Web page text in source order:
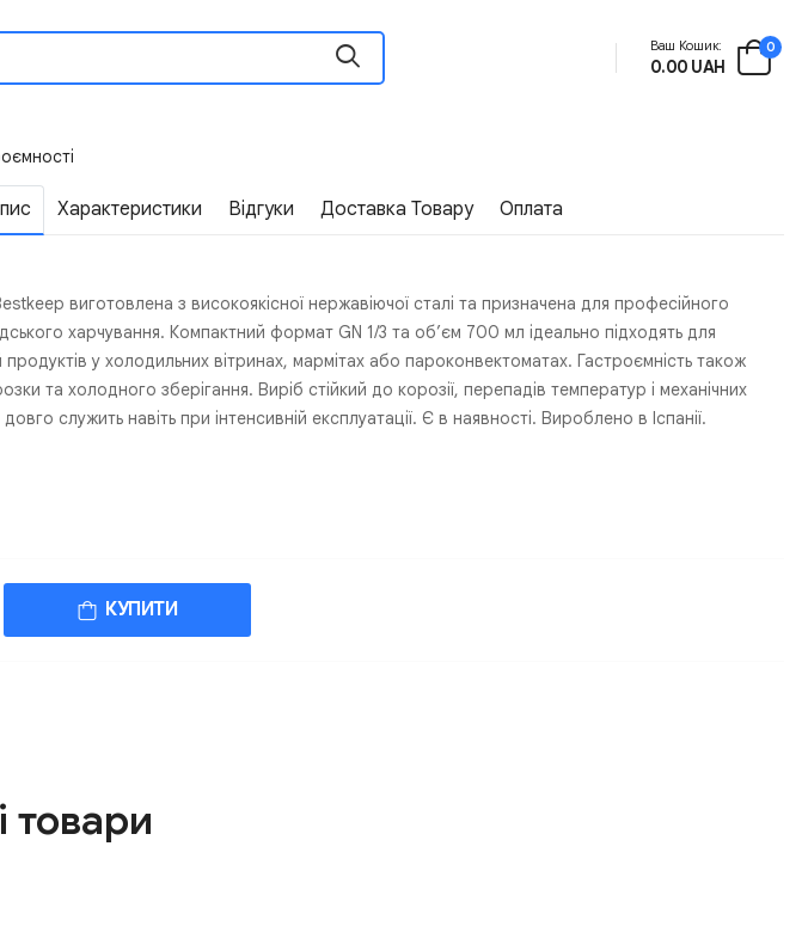
Ваш Кошик:
0.00 UAH
0
Характеристики Відгуки Доставка Товару Оплата
виготовлена з високоякісної нержавіючої сталі та призначена для професійного
харчування. Компактний формат GN 1/3 та об’єм 700 мл ідеально підходять для
продуктів у холодильних вітринах, мармітах або пароконвектоматах. Гастроємність також
та холодного зберігання. Виріб стійкий до корозії, перепадів температур і механічних
служить навіть при інтенсивній експлуатації. Є в наявності. Вироблено в Іспанії.
КУПИТИ
товари